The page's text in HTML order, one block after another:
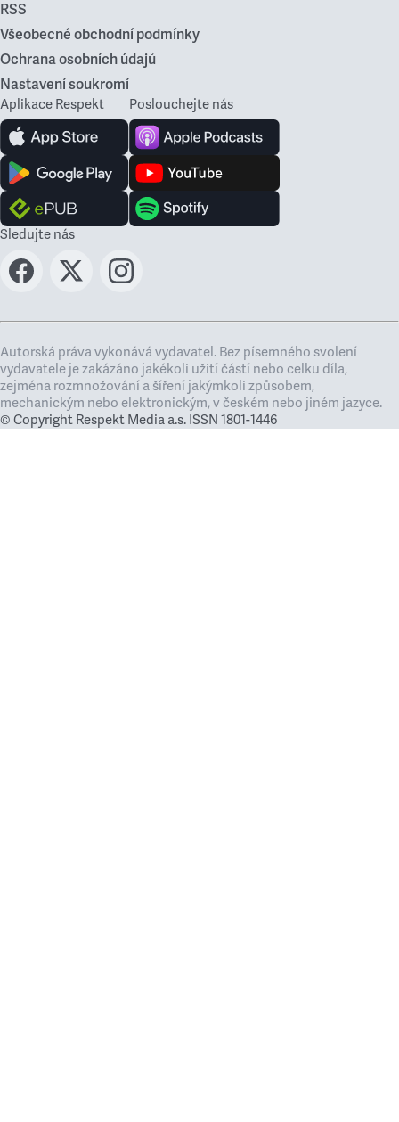
RSS
Všeobecné obchodní podmínky
Ochrana osobních údajů
Nastavení soukromí
Aplikace Respekt Poslouchejte nás
Sledujte nás
Autorská práva vykonává vydavatel. Bez písemného svolení
vydavatele je zakázáno jakékoli užití částí nebo celku díla,
zejména rozmnožování a šíření jakýmkoli způsobem,
mechanickým nebo elektronickým, v českém nebo jiném jazyce.
© Copyright Respekt Media a.s. ISSN 1801-1446